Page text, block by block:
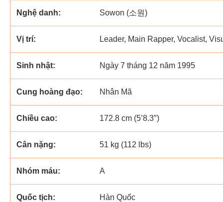
Nghệ danh: Sowon (소원)
Vị trí: Leader, Main Rapper, Vocalist,
Sinh nhật: Ngày 7 tháng 12 năm 1995
Cung hoàng đạo: Nhân Mã
Chiều cao: 172.8 cm (5’8.3″)
Cân nặng: 51 kg (112 lbs)
Nhóm máu: A
Quốc tịch: Hàn Quốc